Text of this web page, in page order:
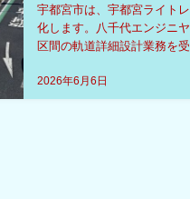
2026年6月6日
宇都宮市は、宇都宮ライト
化します。八千代エンジニ
区間の軌道詳細設計業務を